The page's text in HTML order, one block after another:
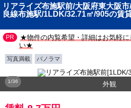
リアライズ布施駅前/大阪府東大阪
良線布施駅/1LDK/32.71㎡/905の賃
★物件の内覧希望・詳細はお気軽に
い★
写真満載 パノラマ
1/36 外観